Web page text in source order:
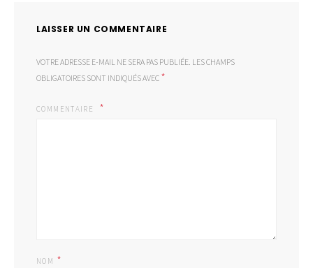
LAISSER UN COMMENTAIRE
VOTRE ADRESSE E-MAIL NE SERA PAS PUBLIÉE. LES CHAMPS
OBLIGATOIRES SONT INDIQUÉS AVEC *
COMMENTAIRE
NOM *